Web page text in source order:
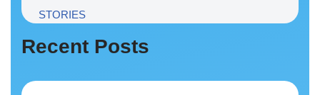
STORIES
Recent Posts